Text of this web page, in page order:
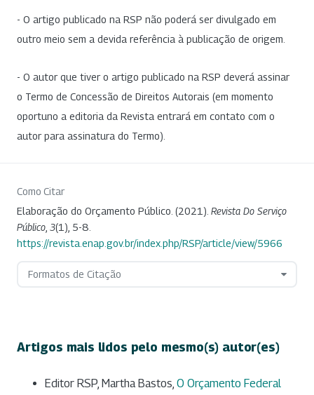
- O artigo publicado na RSP não poderá ser divulgado em
outro meio sem a devida referência à publicação de origem.
- O autor que tiver o artigo publicado na RSP deverá assinar
o Termo de Concessão de Direitos Autorais (em momento
oportuno a editoria da Revista entrará em contato com o
autor para assinatura do Termo).
Como Citar
Elaboração do Orçamento Público. (2021). Revista Do Serviço
Público 3(1), 5-8.
https://revista.enap.gov.br/index.php/RSP/article/view/5966
Formatos de Citação
Artigos mais lidos pelo mesmo(s) autor(es)
Editor RSP, Martha Bastos, O Orçamento Federal